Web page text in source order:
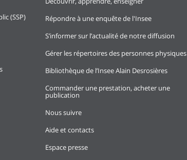
(SSP)
Répondre à une enquête de l'Insee
S’informer sur l’actualité de notre diffusion
Gérer les répertoires des personnes physiques
Bibliothèque de l’Insee Alain Desrosières
Commander une prestation, acheter une
publication
Nous suivre
Aide et contacts
Espace presse